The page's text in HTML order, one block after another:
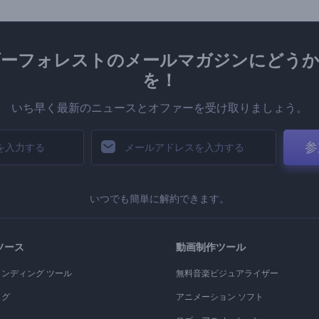
フォレストのメールマガジンにどう
を！
いち早く最新のニュースとオファーを受け取りましょう。
いつでも簡単に解約できます。
ース
ディング ツール
動画制作ツール
無料音楽ビジュアライザー
アニメーション ソフト